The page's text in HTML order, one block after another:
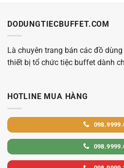
DODUNGTIECBUFFET.COM
Là chuyên trang bán các đồ
thiết bị tổ chức tiệc buffet dành
HOTLINE MUA HÀNG